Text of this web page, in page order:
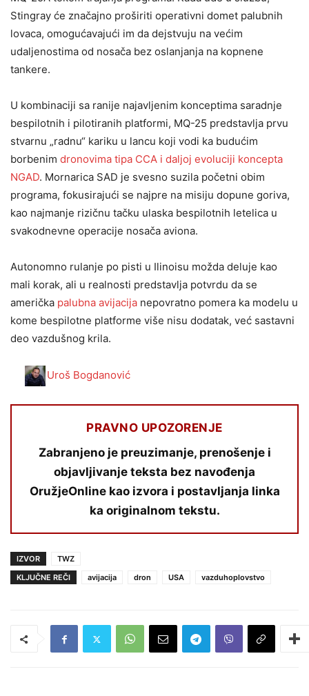
Stingray će značajno proširiti operativni domet palubnih
lovaca, omogućavajući im da dejstvuju na većim
udaljenostima od nosača bez oslanjanja na kopnene
tankere.
U kombinaciji sa ranije najavljenim konceptima saradnje
bespilotnih i pilotiranih platformi, MQ-25 predstavlja prvu
stvarnu „radnu“ kariku u lancu koji vodi ka budućim
borbenim dronovima tipa CCA i daljoj evoluciji koncepta
NGAD. Mornarica SAD je svesno suzila početni obim
programa, fokusirajući se najpre na misiju dopune goriva,
kao najmanje rizičnu tačku ulaska bespilotnih letelica u
svakodnevne operacije nosača aviona.
Autonomno rulanje po pisti u Ilinoisu možda deluje kao
mali korak, ali u realnosti predstavlja potvrdu da se
američka palubna avijacija nepovratno pomera ka modelu u
kome bespilotne platforme više nisu dodatak, već sastavni
deo vazdušnog krila.
Uroš Bogdanović
PRAVNO UPOZORENJE
Zabranjeno je preuzimanje, prenošenje i
objavljivanje teksta bez navođenja
OružjeOnline kao izvora i postavljanja linka
ka originalnom tekstu.
IZVOR
TWZ
KLJUČNE REČI
avijacija dron USA vazduhoplovstvo